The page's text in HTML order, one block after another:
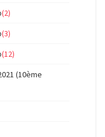
(2)
(3)
(12)
(10ème